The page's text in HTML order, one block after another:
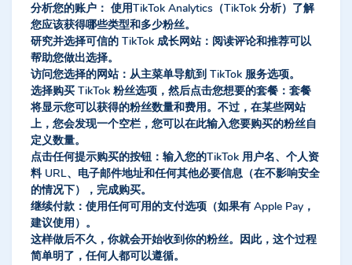
分析您的账户： 使用TikTok Analytics（TikTok 分析）了解
您应该获得哪些类型和多少粉丝。
研究并选择可信的 TikTok 成长网站：阅读评论和推荐可以
帮助您做出选择。
访问您选择的网站：从主菜单导航到 TikTok 服务选项。
选择购买 TikTok 粉丝选项，然后点击您想要的套餐：套餐
将显示您可以获得的粉丝数量和费用。不过，在某些网站
上，您会发现一个空栏，您可以在此输入您要购买的粉丝自
定义数量。
点击任何提示购买的按钮：输入您的TikTok 用户名、个人资
料 URL、电子邮件地址和任何其他必要信息（在不影响安全
的情况下），完成购买。
继续付款：使用任何可用的支付选项（如果有 Apple Pay，
建议使用）。
这样做后不久，你就会开始收到你的粉丝。因此，这个过程
简单明了，任何人都可以遵循。